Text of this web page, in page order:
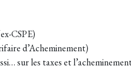
CSPE)
d’Acheminement)
sur les taxes et